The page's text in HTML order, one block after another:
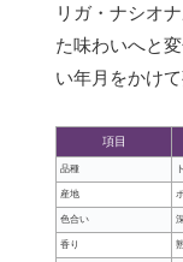
リガ・ナシオ
た味わいへと
い年月をかけ
項目
品種
産地
色合い
香り